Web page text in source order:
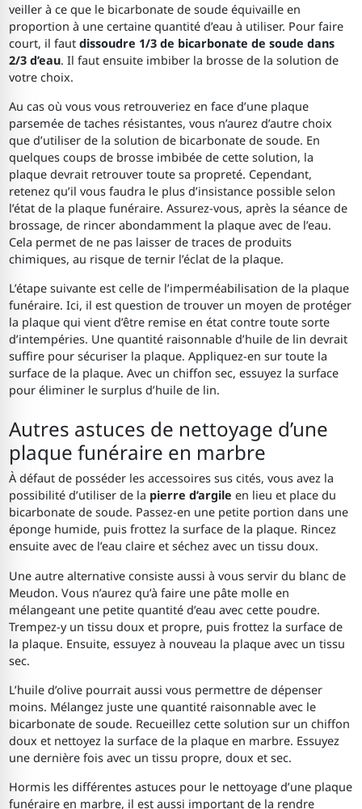
veiller à ce que le bicarbonate de soude équivaille en
proportion à une certaine quantité d’eau à utiliser. Pour faire
court, il fautdissoudre 1/3 de bicarbonate de soude dans
2/3 d’eau. Il faut ensuite imbiber la brosse de la solution de
votre choix.
Au cas où vous vous retrouveriez en face d’une plaque
parsemée de taches résistantes, vous n’aurez d’autre choix
que d’utiliser de la solution de bicarbonate de soude. En
quelques coups de brosse imbibée de cette solution, la
plaque devrait retrouver toute sa propreté. Cependant,
retenez qu’il vous faudra le plus d’insistance possible selon
l’état de la plaque funéraire. Assurez-vous, après la séance de
brossage, de rincer abondamment la plaque avec de l’eau.
Cela permet de ne pas laisser de traces de produits
chimiques, au risque de ternir l’éclat de la plaque.
L’étape suivante est celle de l’imperméabilisation de la plaque
funéraire. Ici, il est question de trouver un moyen de protéger
la plaque qui vient d’être remise en état contre toute sorte
d’intempéries. Une quantité raisonnable d’huile de lin devrait
suffire pour sécuriser la plaque. Appliquez-en sur toute la
surface de la plaque. Avec un chiffon sec, essuyez la surface
pour éliminer le surplus d’huile de lin.
Autres astuces de nettoyage d’une
plaque funéraire en marbre
À défaut de posséder les accessoires sus cités, vous avez la
possibilité d’utiliser de la pierre d’argile en lieu et place du
bicarbonate de soude. Passez-en une petite portion dans une
éponge humide, puis frottez la surface de la plaque. Rincez
ensuite avec de l’eau claire et séchez avec un tissu doux.
Une autre alternative consiste aussi à vous servir du blanc de
Meudon. Vous n’aurez qu’à faire une pâte molle en
mélangeant une petite quantité d’eau avec cette poudre.
Trempez-y un tissu doux et propre, puis frottez la surface de
la plaque. Ensuite, essuyez à nouveau la plaque avec un tissu
sec.
L’huile d’olive pourrait aussi vous permettre de dépenser
moins. Mélangez juste une quantité raisonnable avec le
bicarbonate de soude. Recueillez cette solution sur un chiffon
doux et nettoyez la surface de la plaque en marbre. Essuyez
une dernière fois avec un tissu propre, doux et sec.
Hormis les différentes astuces pour le nettoyage d’une plaque
funéraire en marbre, il est aussi important de la rendre